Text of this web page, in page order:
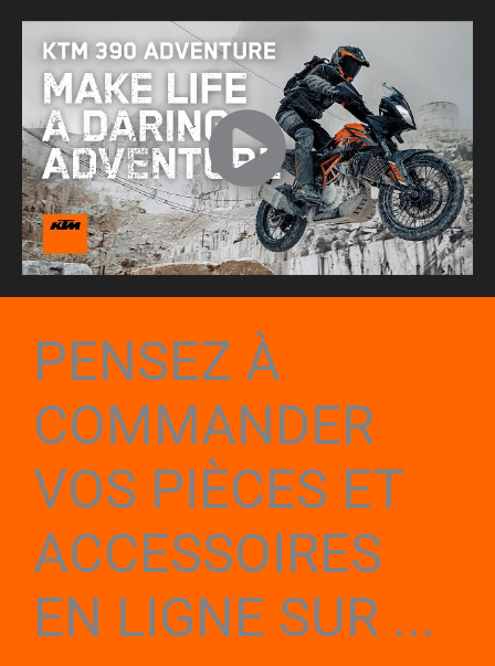
PENSEZ À
COMMANDER
VOS PIÈCES ET
ACCESSOIRES
EN LIGNE SUR ...